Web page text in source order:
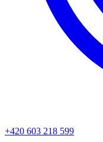
+420 603 218 599